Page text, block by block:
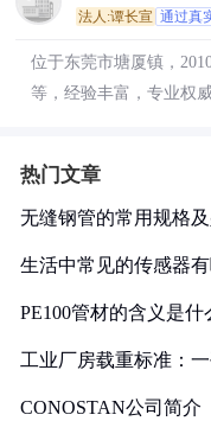
法人:谭长宣 通过真
位于东莞市塘厦镇，
等，经验丰富，专业权
热门文章
无缝钢管的常用规格
生活中常见的传感器
PE100管材的含义是什
工业厂房载重标准：
CONOSTAN公司简介